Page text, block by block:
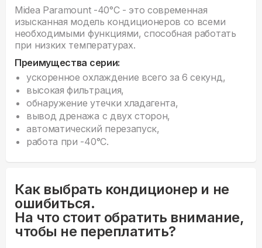
Midea Paramount -40°С - это современная
изысканная модель кондиционеров со всеми
необходимыми функциями, способная работать
при низких температурах.
Преимущества серии:
ускоренное охлаждение всего за 6 секунд,
высокая фильтрация,
обнаружение утечки хладагента,
вывод дренажа с двух сторон,
автоматический перезапуск,
работа при -40°С.
Как выбрать кондиционер и не
ошибиться.
На что стоит обратить внимание,
чтобы не переплатить?